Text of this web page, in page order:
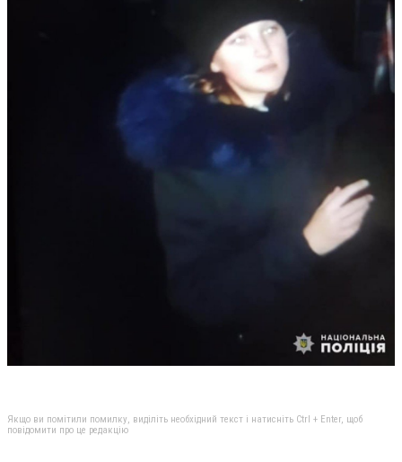
Якщо ви помітили помилку, виділіть необхідний текст і натисніть Ctrl + Enter, щоб
повідомити про це редакцію